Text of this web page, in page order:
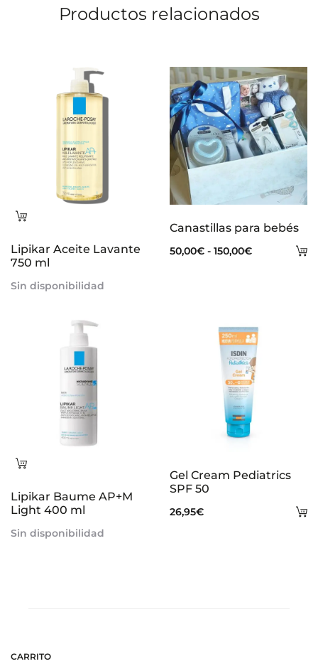
Productos relacionados
Leer
Lipikar Aceite Lavante
750 ml
Sin disponibilidad
Canastillas para bebés
50,00€ - 150,00€Rango
50,00€
hasta
150,00€
Leer
Lipikar Baume AP+M
Light 400 ml
Sin disponibilidad
Gel Cream Pediatrics
SPF 50
26,95€
CARRITO